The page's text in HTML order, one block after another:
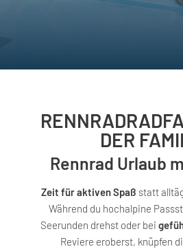
DER
Rennrad Urlaub
Zeit für aktiven Spaß statt
Während du hochalpine
Seerunden drehst oder bei
Reviere eroberst, knüpfen